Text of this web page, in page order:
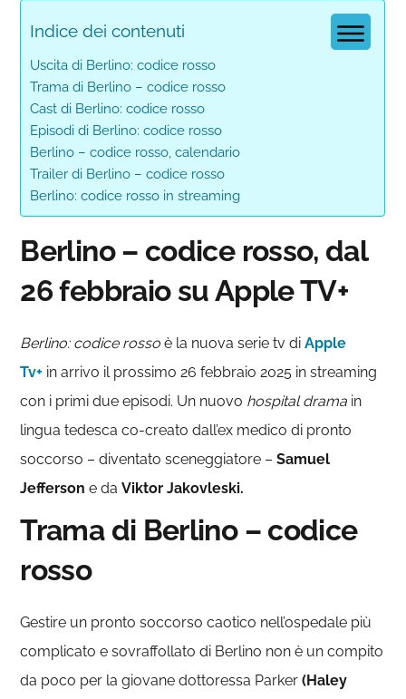
Indice dei contenuti
Uscita di Berlino: codice rosso
Trama di Berlino – codice rosso
Cast di Berlino: codice rosso
Episodi di Berlino: codice rosso
Berlino – codice rosso, calendario
Trailer di Berlino – codice rosso
Berlino: codice rosso in streaming
Berlino – codice rosso, dal
26 febbraio su Apple TV+
Berlino: codice rosso è la nuova serie tv diApple
Tv+ in arrivo il prossimo 26 febbraio 2025 in streaming
con i primi due episodi. Un nuovo hospital drama in
lingua tedesca co-creato dall’ex medico di pronto
soccorso – diventato sceneggiatore –Samuel
Jefferson e daViktor Jakovleski.
Trama di Berlino – codice
rosso
Gestire un pronto soccorso caotico nell’ospedale più
complicato e sovraffollato di Berlino non è un compito
da poco per la giovane dottoressa Parker(Haley